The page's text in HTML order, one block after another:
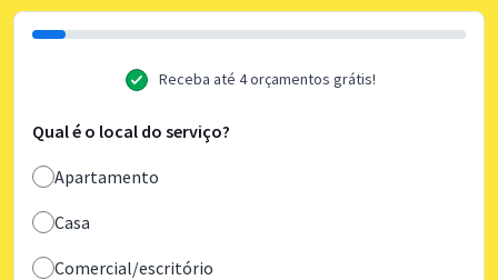
Receba até 4 orçamentos grátis!
Qual é o local do serviço?
Apartamento
Casa
Comercial/escritório